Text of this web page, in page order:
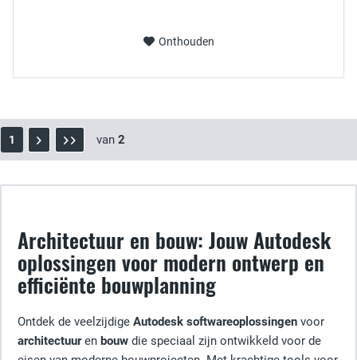
Onthouden
1 van 2
Architectuur en bouw: Jouw Autodesk
oplossingen voor modern ontwerp en
efficiënte bouwplanning
Ontdek de veelzijdige Autodesk softwareoplossingen voor
architectuuren bouw die speciaal zijn ontwikkeld voor de